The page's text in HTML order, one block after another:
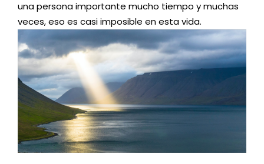
una persona importante mucho tiempo y muchas
veces, eso es casi imposible en esta vida.